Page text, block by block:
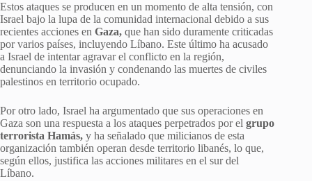
Estos ataques se producen en un momento de alta tensión, con
Israel bajo la lupa de la comunidad internacional debido a sus
recientes acciones en Gaza, que han sido duramente criticadas
por varios países, incluyendo Líbano. Este último ha acusado
a Israel de intentar agravar el conflicto en la región,
denunciando la invasión y condenando las muertes de civiles
palestinos en territorio ocupado.
Por otro lado, Israel ha argumentado que sus operaciones en
Gaza son una respuesta a los ataques perpetrados por el grupo
terrorista Hamás, y ha señalado que milicianos de esta
organización también operan desde territorio libanés, lo que,
según ellos, justifica las acciones militares en el sur del
Líbano.